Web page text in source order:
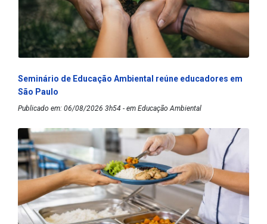
Seminário de Educação Ambiental reúne educadores em
São Paulo
Publicado em: 06/08/2026 3h54 - em Educação Ambiental